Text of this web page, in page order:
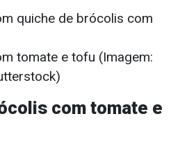
tomate e tofu (Imagem:
com tomate e